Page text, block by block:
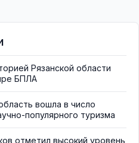
Рязанской области
БПЛА
вошла в число
популярного туризма
отметил высокий уровень